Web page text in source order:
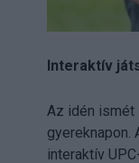
Interaktív
Az idén ismét
interaktív